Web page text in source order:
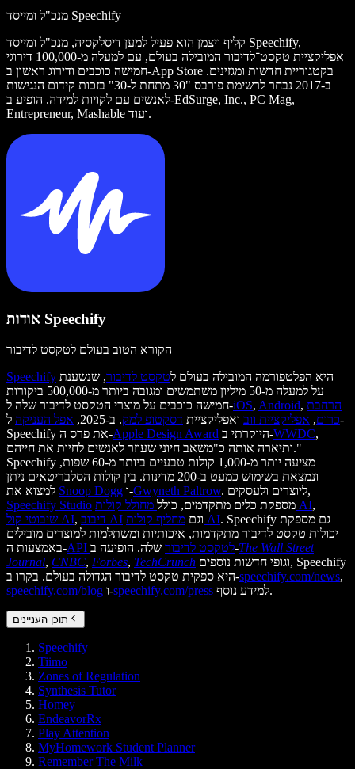
מנכ"ל ומייסד Speechify
קליף ויצמן הוא פעיל למען דיסלקסיה, מנכ"ל ומייסד Speechify,
אפליקציית טקסט־לדיבור המובילה בעולם, עם למעלה מ-100,000 דירוגי
חמישה כוכבים ודירוג ראשון ב-App Store בקטגוריית חדשות ומגזינים.
ב-2017 נבחר לרשימת פורבס "30 מתחת ל-30" בזכות קידום הנגישות
לאנשים עם לקויות למידה. הופיע ב-EdSurge, Inc., PC Mag,
Entrepreneur, Mashable ועוד.
אודות Speechify
הקורא הטוב בעולם לטקסט לדיבור
Speechify
היא הפלטפורמה המובילה בעולם לטקסט לדיבור, שנשענת
על למעלה מ-50 מיליון משתמשים ומגובה ביותר מ-500,000 ביקורות
חמישה כוכבים על מוצרי הטקסט לדיבור שלה ל-iOS, Android, הרחבת
כרום, אפליקציית ווב ואפליקציית דסקטופ למק. ב-2025, אפל העניקה ל-
Speechify את פרס ה-Apple Design Award היוקרתי ב-WWDC,
ותיארה אותה כ"משאב חיוני שעוזר לאנשים לחיות את חייהם."
Speechify מציעה יותר מ-1,000 קולות טבעיים ביותר מ-60 שפות,
ונמצאת בשימוש כמעט ב-200 מדינות. בין קולות הסלבריטאים ניתן
Snoop Dogg ו-Gwyneth Paltrow
. ליוצרים ולעסקים,
Speechify Studio
מספקת כלים מתקדמים, כולל מחולל קולות AI,
שיבוטי קול AI, דיבוב AI וגם מחליף קולות AI. Speechify גם מספקת
יכולות טקסט לדיבור מתקדמות, איכותיות ומשתלמות למוצרים מובילים
באמצעות ה-
API לטקסט לדיבורשלה. הופיעה ב-The Wall Street
Journal, CNBC, Forbes, TechCrunch
היא ספקית טקסט לדיבור הגדולה בעולם. בקרו ב-speechify.com/news,
speechify.com/blog ו-speechify.com/press למידע נוסף.
תוכן העניינים
Speechify
Tiimo
Zones of Regulation
Synthesis Tutor
Homey
EndeavorRx
Play Attention
MyHomework Student Planner
Remember The Milk